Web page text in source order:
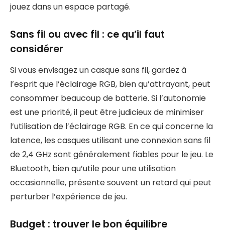
jouez dans un espace partagé.
Sans fil ou avec fil : ce qu’il faut
considérer
Si vous envisagez un casque sans fil, gardez à
l’esprit que l’éclairage RGB, bien qu’attrayant, peut
consommer beaucoup de batterie. Si l’autonomie
est une priorité, il peut être judicieux de minimiser
l’utilisation de l’éclairage RGB. En ce qui concerne la
latence, les casques utilisant une connexion sans fil
de 2,4 GHz sont généralement fiables pour le jeu. Le
Bluetooth, bien qu’utile pour une utilisation
occasionnelle, présente souvent un retard qui peut
perturber l’expérience de jeu.
Budget : trouver le bon équilibre